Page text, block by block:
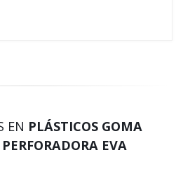
EN PLÁSTICOS GOMA
EVA